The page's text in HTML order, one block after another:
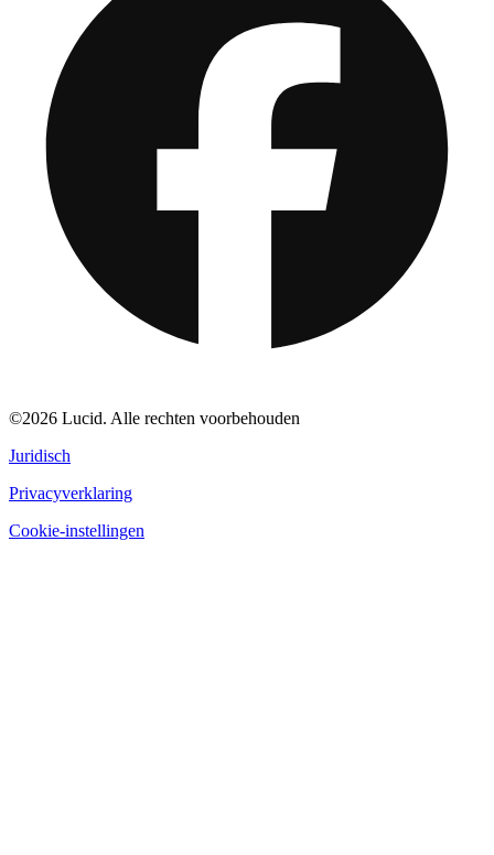
©2026 Lucid. Alle rechten voorbehouden
Juridisch
Privacyverklaring
Cookie-instellingen